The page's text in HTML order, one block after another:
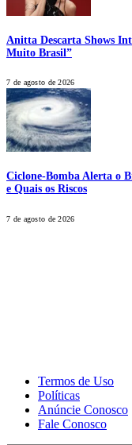
Anitta Descarta Shows
Muito Brasil”
7 de agosto de 2026
Ciclone-Bomba Alerta o
e Quais os Riscos
7 de agosto de 2026
Termos de Uso
Políticas
Anúncie Conosco
Fale Conosco